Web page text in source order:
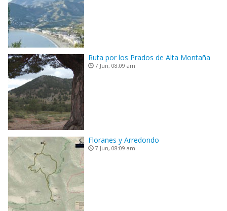
Ruta por los Prados de Alta Montaña
7 Jun, 08:09 am
Floranes y Arredondo
7 Jun, 08:09 am